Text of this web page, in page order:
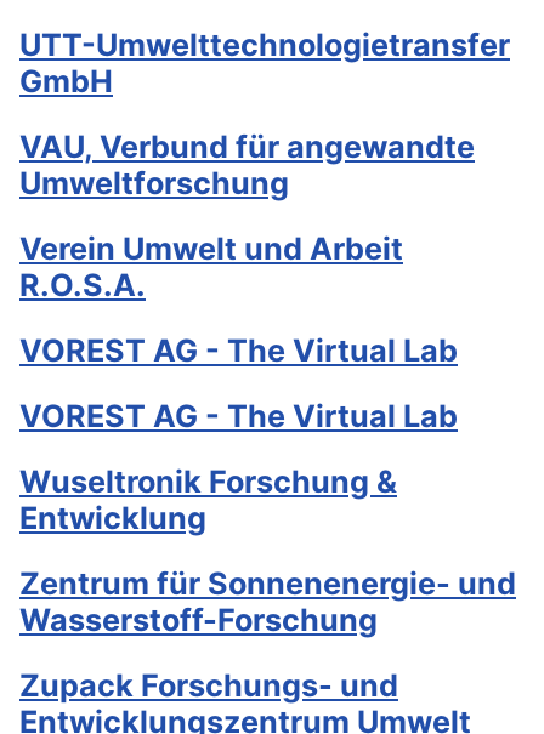
UTT-Umwelttechnologietransfer
GmbH
VAU, Verbund für angewandte
Umweltforschung
Verein Umwelt und Arbeit
R.O.S.A.
VOREST AG - The Virtual Lab
VOREST AG - The Virtual Lab
Wuseltronik Forschung &
Entwicklung
Zentrum für Sonnenenergie- und
Wasserstoff-Forschung
Zupack Forschungs- und
Entwicklungszentrum Umwelt